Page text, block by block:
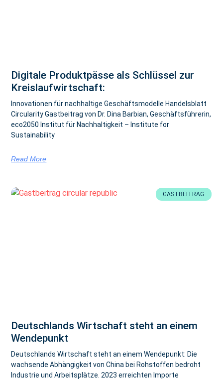
Digitale Produktpässe als Schlüssel zur
Kreislaufwirtschaft:
Innovationen für nachhaltige Geschäftsmodelle Handelsblatt
Circularity Gastbeitrag von Dr. Dina Barbian, Geschäftsführerin,
eco2050 Institut für Nachhaltigkeit – Institute for
Sustainability
Read More
GASTBEITRAG
Deutschlands Wirtschaft steht an einem
Wendepunkt
Deutschlands Wirtschaft steht an einem Wendepunkt: Die
wachsende Abhängigkeit von China bei Rohstoffen bedroht
Industrie und Arbeitsplätze. 2023 erreichten Importe